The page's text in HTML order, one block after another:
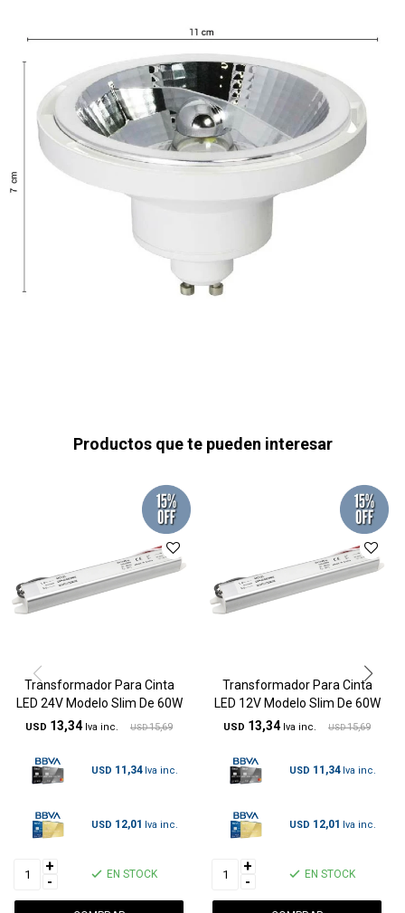
Productos que te pueden interesar
Transformador Para Cinta
LED 24V Modelo Slim De 60W
USD 13,34 USD 15,69
USD 11,34
USD 12,01
+
-
EN STOCK
Transformador Para Cinta
LED 12V Modelo Slim De 60W
USD 13,34 USD 15,69
USD 11,34
USD 12,01
+
-
EN STOCK